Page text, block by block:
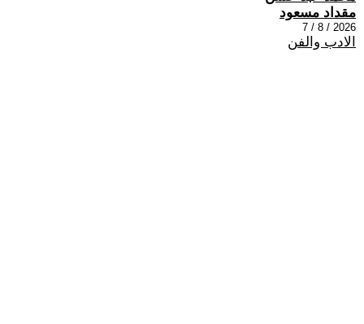
مقداد مسعود
2026 / 8 / 7
الادب والفن